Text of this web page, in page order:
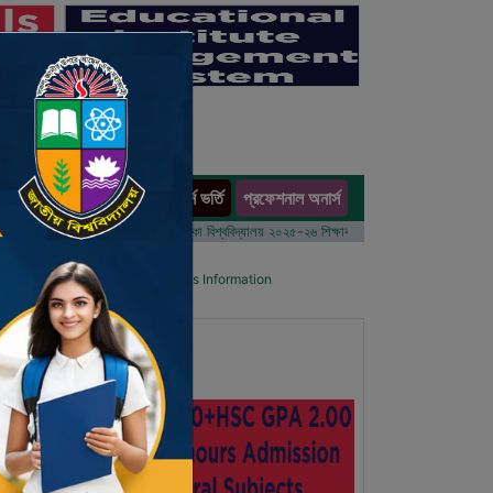
অনার্স ভর্তি প্রফেশনাল অনার্স
ভর্তি আবেদন বিজ্ঞপ্তি ঢাকা বিশ্ববিদ্যালয় ২০২৫-২৬ শিক্ষাবর্ষে আন্ডারগ্র্যাজুয়েট প্রোগ্রামে ভর্তি
Details Primary School's Information